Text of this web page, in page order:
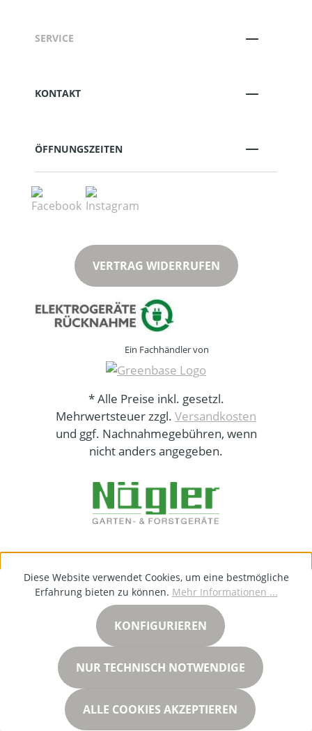
SERVICE
KONTAKT
ÖFFNUNGSZEITEN
VERTRAG WIDERRUFEN
Ein Fachhändler von
* Alle Preise inkl. gesetzl.
Mehrwertsteuer zzgl. Versandkosten
und ggf. Nachnahmegebühren, wenn
nicht anders angegeben.
Diese Website verwendet Cookies, um eine bestmögliche
Erfahrung bieten zu können. Mehr Informationen ...
NUR TECHNISCH NOTWENDIGE
KONFIGURIEREN
ALLE COOKIES AKZEPTIEREN